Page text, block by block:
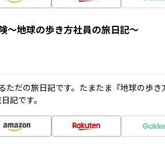
～地球の歩き方社員の旅日記～
ただの旅日記です。たまたま『地球の歩
記です。